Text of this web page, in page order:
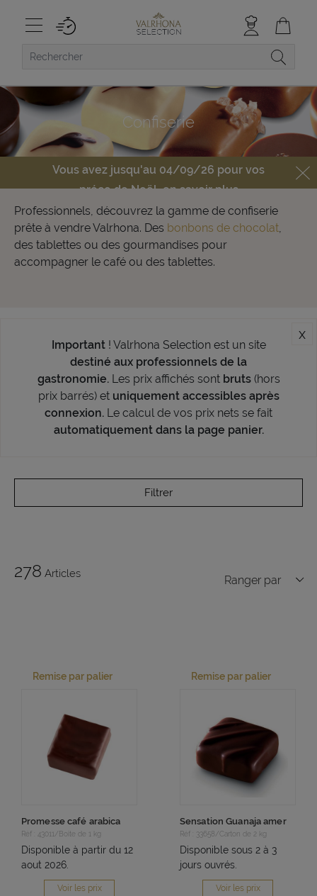
Confiserie
Vous avez jusqu'au 04/09/26 pour vos
préco de Noël,en savoir plus
Professionnels, découvrez la gamme de confiserie
prête à vendre Valrhona. Des bonbons de chocolat,
des tablettes ou des gourmandises pour
accompagner le café ou des tablettes.
Important! Valrhona Selection est un site
destiné aux professionnels de la
gastronomie.Les prix affichés sont bruts(hors
prix barrés) et uniquement accessibles après
connexion. Le calcul de vos prix nets se fait
automatiquement dans la page panier.
x
Filtrer
278 Articles Ranger par
Remise par palier
Promesse café arabica
Réf : 43011/Boite de 1 kg
Disponible à partir du 12
aout 2026.
Voir les prix
Remise par palier
Sensation Guanaja amer
Réf : 33658/Carton de 2 kg
Disponible sous 2 à 3
jours ouvrés.
Voir les prix